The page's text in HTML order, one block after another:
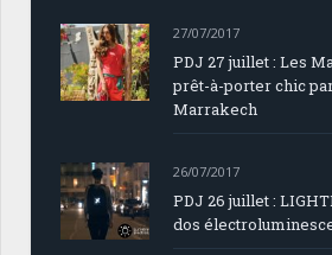
27/07/2017
PDJ 27 juillet : Les
prêt-à-porter chic
Marrakech
26/07/2017
PDJ 26 juillet :
dos